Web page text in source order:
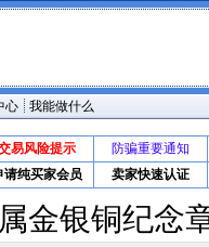
心 我能做什么
易风险提示
防骗重要通知
请纯买家会员 卖家快速认证
金银铜纪念